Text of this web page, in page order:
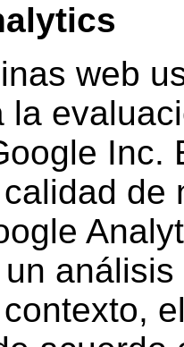
web
la
Inc.
de